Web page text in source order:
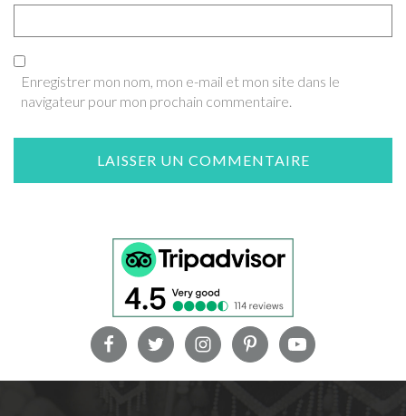
Enregistrer mon nom, mon e-mail et mon site dans le
navigateur pour mon prochain commentaire.